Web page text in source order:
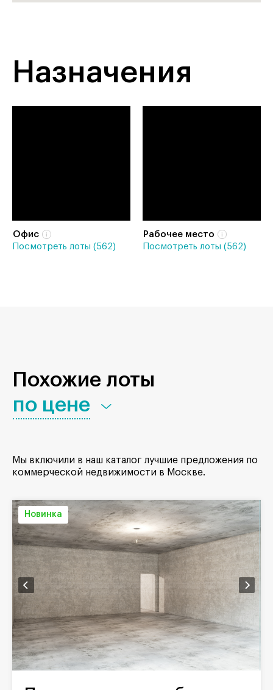
Назначения
Офис
Посмотреть лоты (562)
Рабочее место
Посмотреть лоты (562)
Похожие лоты
по цене
Мы включили в наш каталог лучшие предложения по
коммерческой недвижимости в Москве.
Новинка